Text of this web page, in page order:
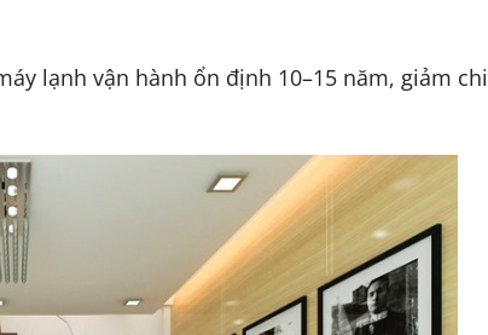
lạnh vận hành ổn định 10–15 năm, giảm